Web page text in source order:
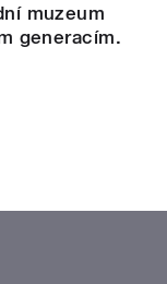
muzeum
generacím.